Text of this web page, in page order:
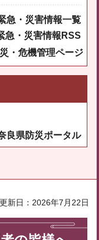
急・災害情報一覧
急・災害情報RSS
・危機管理ページ
良県防災ポータル
更新日：2026年7月22日